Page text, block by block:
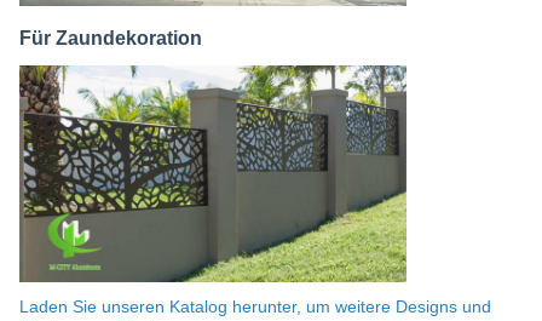
Für Zaundekoration
Laden Sie unseren Katalog herunter, um weitere Designs und